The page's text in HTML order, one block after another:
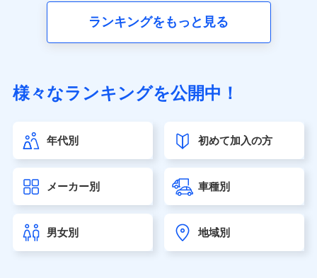
（https://www.sonylife.co.jp）
第一ネオ生命保険株式会社（https://neofirst.co.jp/）
大樹生命保険株式会社（https://www.taiju-life.co.jp）
seimei.co.jp）
チューリッヒ生命保険株式会社
東京海上日動あんしん生命保険株式会社
（https://www.tmn-anshin.co.jp/）
ランキングをもっと見る
様々なランキングを公開中！
年代別 初めて加入の方
メーカー別 車種別
男女別 地域別